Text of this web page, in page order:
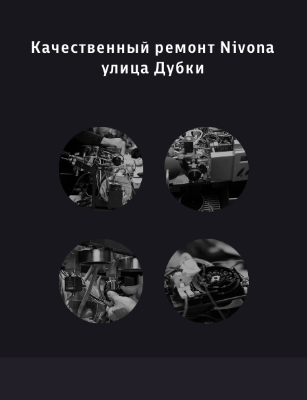
Качественный ремонт Nivona
улица Дубки